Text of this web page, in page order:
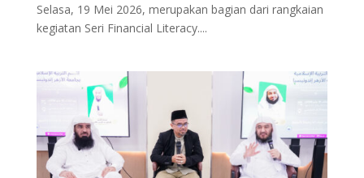
Selasa, 19 Mei 2026, merupakan bagian dari rangkaian
kegiatan Seri Financial Literacy....